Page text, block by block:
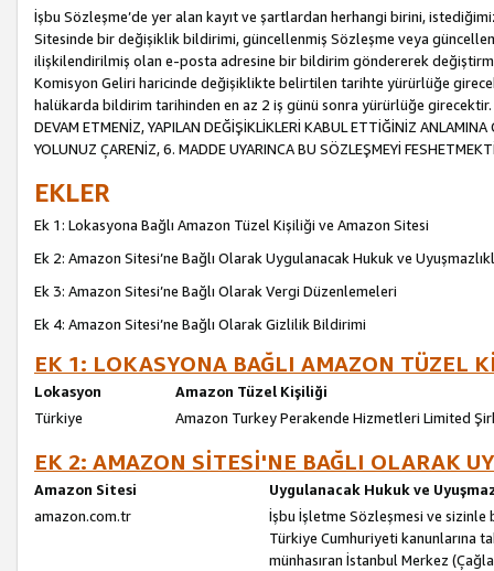
İşbu Sözleşme’de yer alan kayıt ve şartlardan herhangi birini,
Sitesinde bir değişiklik bildirimi, güncellenmiş Sözleşme veya
ilişkilendirilmiş olan e-posta adresine bir bildirim göndererek
Komisyon Geliri haricinde değişiklikte belirtilen tarihte yürürlüğe
halükarda bildirim tarihinden en az 2 iş günü sonra yürürlüğe girecektir.
DEVAM ETMENİZ, YAPILAN DEĞİŞİKLİKLERİ KABUL ETTİĞİNİZ
YOLUNUZ ÇARENİZ, 6. MADDE UYARINCA BU SÖZLEŞMEYİ
EKLER
Ek 1: Lokasyona Bağlı Amazon Tüzel Kişiliği ve Amazon Sitesi
Ek 2: Amazon Sitesi’ne Bağlı Olarak Uygulanacak Hukuk ve
Ek 3: Amazon Sitesi’ne Bağlı Olarak Vergi Düzenlemeleri
Ek 4: Amazon Sitesi’ne Bağlı Olarak Gizlilik Bildirimi
EK 1: LOKASYONA BAĞLI AMAZON TÜZEL
Lokasyon
Amazon Tüzel Kişiliği
Türkiye
Amazon Turkey Perakende Hizmetleri Limited
EK 2: AMAZON SİTESİ'NE BAĞLI OLARAK
Amazon Sitesi
Uygulanacak Hukuk ve
amazon.com.tr
İşbu İşletme Sözleşmesi ve sizinle
Türkiye Cumhuriyeti kanunlarına
münhasıran İstanbul Merkez